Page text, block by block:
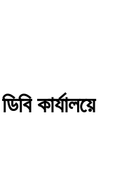
কার্যালয়ে